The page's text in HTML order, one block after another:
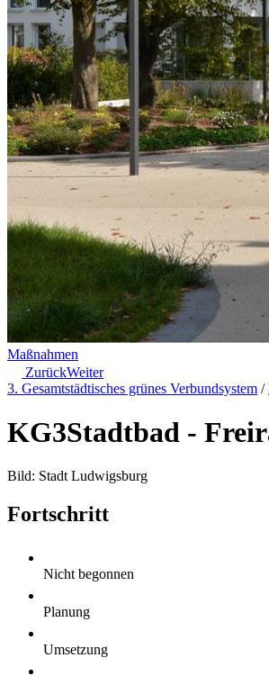
Maßnahmen
ZurückWeiter
3. Gesamtstädtisches grünes Verbundsystem /
KG3Stadtbad -
Bild: Stadt Ludwigsburg
Fortschritt
Nicht begonnen
Planung
Umsetzung